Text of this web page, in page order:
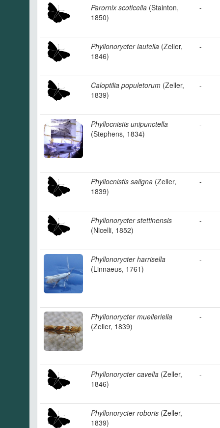
Parornix scoticella (Stainton,
1850)
-
Phyllonorycter lautella (Zeller,
1846)
-
Caloptilia populetorum (Zeller,
1839)
-
Phyllocnistis unipunctella
(Stephens, 1834)
-
Phyllocnistis saligna (Zeller,
1839)
-
Phyllonorycter stettinensis
(Nicelli, 1852)
-
Phyllonorycter harrisella
(Linnaeus, 1761)
-
Phyllonorycter muelleriella
(Zeller, 1839)
-
Phyllonorycter cavella (Zeller,
1846)
-
Phyllonorycter roboris (Zeller,
1839)
-